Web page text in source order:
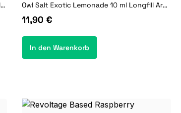
Owl Salt Blue Razz Lemonade 10 ml Longfill Aroma Owl Salt Exotic Lemonade 10 ml Longfill Aroma
11,90 €
In den Warenkorb